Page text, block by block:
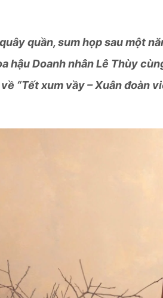
quần, sum họp sau một
hậu Doanh nhân Lê Thùy
“Tết xum vầy – Xuân đoàn